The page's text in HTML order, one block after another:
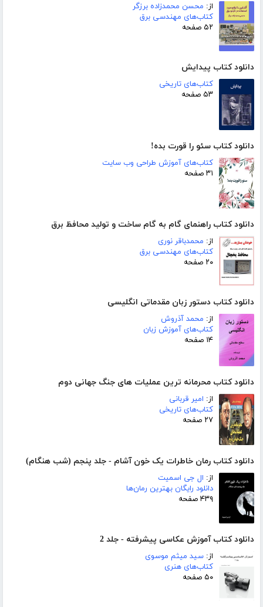
از: محسن محمدزاده برزگر
کتاب‌های مهندسی برق
۵۲ صفحه
دانلود کتاب پیدایش
کتاب‌های تاریخی
۵۳ صفحه
دانلود کتاب سئو را قورت بده!
کتاب‌های آموزش طراحی وب سایت
۳۱ صفحه
دانلود کتاب راهنمای گام به گام ساخت و تولید محافظ برق
از: محمدباقر نوری
کتاب‌های مهندسی برق
۲۰ صفحه
دانلود کتاب دستور زبان مقدماتی انگلیسی
از: محمد آذروش
کتاب‌های آموزش زبان
۱۴ صفحه
دانلود کتاب محرمانه ترین عملیات های جنگ جهانی دوم
از: امیر قربانی
کتاب‌های تاریخی
۲۷ صفحه
دانلود کتاب رمان خاطرات یک خون آشام - جلد پنجم (شب هنگام)
از: ال جی اسمیت
دانلود رایگان بهترین رمان‌ها
۴۳۹ صفحه
دانلود کتاب آموزش عکاسی پیشرفته - جلد 2
از: سید میثم موسوی
کتاب‌های هنری
۵۰ صفحه